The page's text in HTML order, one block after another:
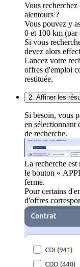
Vous recherchez
alentours ?
Vous pouvez y
0 et 100 km (par
Si vous
devez alors
Lancez votre
offres d'emploi
restituée.
2. Affiner les
Si besoin, vous
en sélectionnant
de recherche.
La recherche
le bouton «
ferme.
Pour certains
d'offres